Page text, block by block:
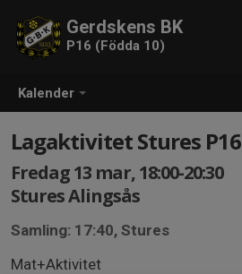
Kalender
Gerdskens BK
P16 (Födda 10)
Lagaktivitet Stures P16
Fredag 13 mar, 18:00-20:30
Stures Alingsås
Samling: 17:40, Stures
Mat+Aktivitet